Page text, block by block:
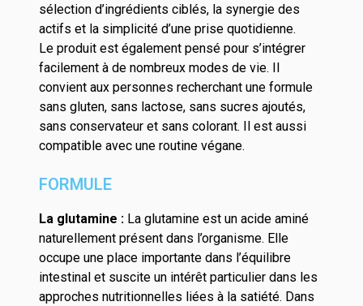
sélection d’ingrédients ciblés, la synergie des
actifs et la simplicité d’une prise quotidienne.
Le produit est également pensé pour s’intégrer
facilement à de nombreux modes de vie. Il
convient aux personnes recherchant une formule
sans gluten, sans lactose, sans sucres ajoutés,
sans conservateur et sans colorant. Il est aussi
compatible avec une routine végane.
FORMULE
La glutamine : La glutamine est un acide aminé
naturellement présent dans l’organisme. Elle
occupe une place importante dans l’équilibre
intestinal et suscite un intérêt particulier dans les
approches nutritionnelles liées à la satiété. Dans